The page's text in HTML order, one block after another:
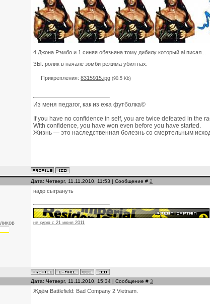
4 Джона Рэмбо и 1 синяя обезьяна тому дибилу который ai писал...
ЗЫ. ролик в начале зомби режима убил нах.
Прикрепления: 8315915.jpg (90.5 Kb)
Из меня педагог, как из ежа футболка©
If you have no confidence in self, you are twice defeated in the
With confidence, you have won even before you have started.
Жизнь — это наследственная болезнь со смертельным
Дата: Четверг, 11.11.2010, 11:53 | Сообщение # 2
надо сыгрануть
не курю с 21 июня 2011
Дата: Четверг, 11.11.2010, 15:34 | Сообщение # 3
Ждём Battlefield: Bad Company 2 Vietnam.